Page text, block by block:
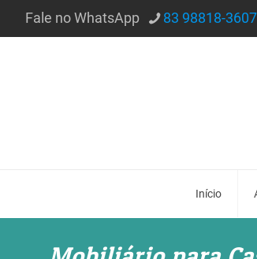
Fale no WhatsApp 83 98818-3607
Início